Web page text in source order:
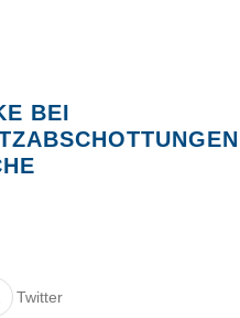
BEI
Twitter